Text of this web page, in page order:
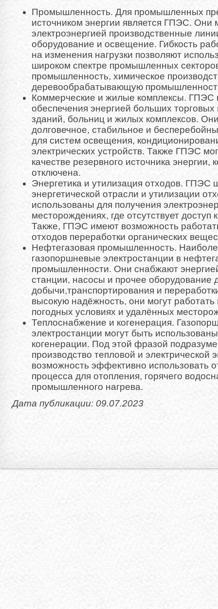
Промышленность. Для промышленных
источником энергии является ГПЭС. Они
электроэнергией производственные
оборудование и освещение. Гибкость
на изменения нагрузки позволяют
широком спектре промышленных
промышленность, химическое
деревообрабатывающую
Коммерческие и жилые комплексы. ГПЭС
обеспечения энергией больших
зданий, больниц и жилых комплексов.
долговечное, стабильное и
для систем освещения,
электрических устройств. Также ГПЭС
качестве резервного источника энергии,
отключена.
Энергетика и утилизация отходов. ГПЭС
энергетической отрасли и утилизации
использованы для получения
месторождениях, где отсутствует доступ
Также, ГПЭС имеют возможность
отходов переработки органических
Нефтегазовая промышленность.
газопоршневые электростанции в
промышленности. Они снабжают
станции, насосы и прочее оборудование
добычи,транспортирования и
высокую надёжность, они могут
погодных условиях и удалённых
Теплоснабжение и когенерация.
электростанции могут быть
когенерации. Под этой фразой
производство тепловой и электрической
возможность эффективно использовать
процесса для отопления, горячего
промышленного нагрева.
Дата публикации: 09.07.2023